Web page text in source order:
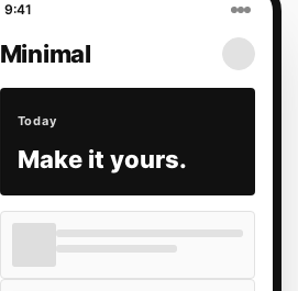
9:41
Minimal
Today
Make it yours.